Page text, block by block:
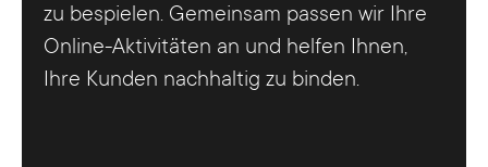
zu bespielen. Gemeinsam passen wir Ihre
Online-Aktivitäten an und helfen Ihnen,
Ihre Kunden nachhaltig zu binden.